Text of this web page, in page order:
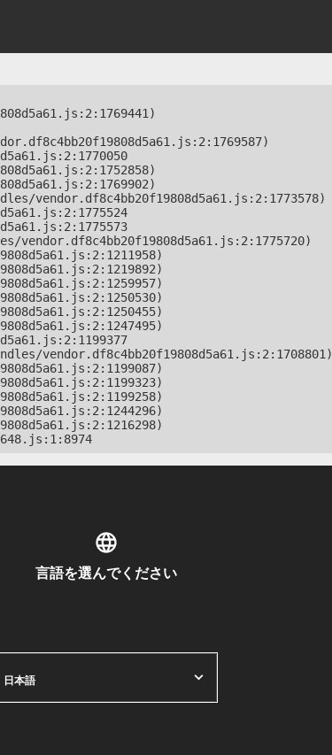
vendor.df8c4bb20f19808d5a61.js:2:1773578)
vendor.df8c4bb20f19808d5a61.js:2:1775720)
vendor.df8c4bb20f19808d5a61.js:2:1708801)
言語を選んでください
日本語